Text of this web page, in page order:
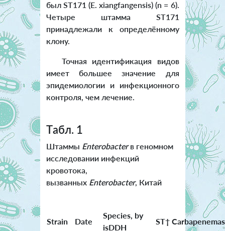
был ST171 (E. xiangfangensis) (n = 6).
Четыре штамма ST171
принадлежали к определённому
клону.
Точная идентификация видов
имеет большее значение для
эпидемиологии и инфекционного
контроля, чем лечение.
Tабл. 1
Штаммы Enterobacterв геномном
исследовании инфекций
кровотока,
вызванных Enterobacter, Китай
Strain Date
Species, by
isDDH
ST†